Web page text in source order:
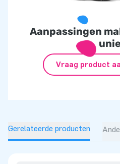
Aanpassingen
Vraag product
Gerelateerde producten